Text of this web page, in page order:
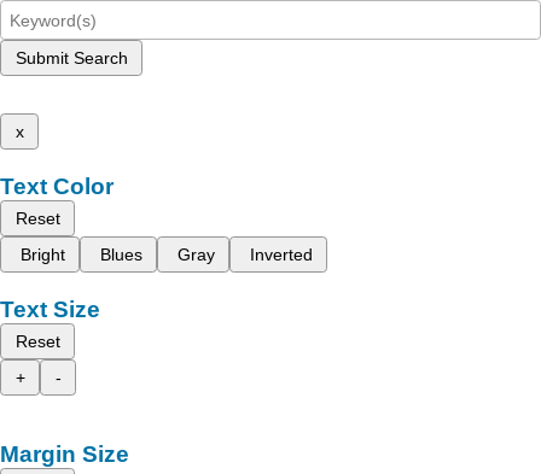
Submit Search
x
Text Color
Reset
Bright
Blues Gray Inverted
Text Size
Reset
+
-
Margin Size